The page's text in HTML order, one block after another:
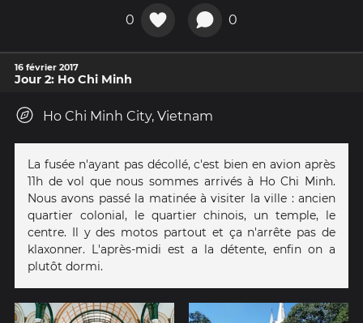
0 0
16 février 2017
Jour 2: Ho Chi Minh
Ho Chi Minh City, Vietnam
La fusée n'ayant pas décollé, c'est bien en avion après
11h de vol que nous sommes arrivés à Ho Chi Minh.
Nous avons passé la matinée à visiter la ville : ancien
quartier colonial, le quartier chinois, un temple, le
centre. Il y des motos partout et ça n'arrête pas de
klaxonner. L'après-midi est a la détente, enfin on a
plutôt dormi.